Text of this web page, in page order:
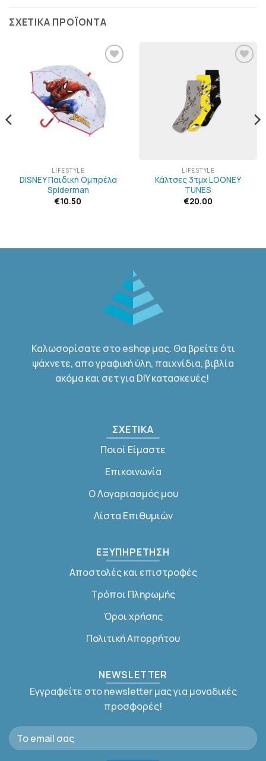
ΣΧΕΤΙΚΆ ΠΡΟΪΌΝΤΑ
ΠΡΟΣΘΉΚΗ
ΣΤΗΝ
ΛΊΣΤΑ
ΕΠΙΘΥΜΙΏΝ
LIFESTYLE
DISNEY Παιδική Ομπρέλα
Spiderman
€10.50
ΠΡΟΣΘΉΚΗ
ΣΤΗΝ
ΛΊΣΤΑ
ΕΠΙΘΥΜΙΏΝ
LIFESTYLE
Κάλτσες 3τμχ LOONEY
TUNES
€20.00
Καλωσορίσατε στο eshop μας. Θα βρείτε ότι
ψάχνετε, απο γραφική ύλη, παιχνίδια, βιβλία
ακόμα και σετ για DIY κατασκευές!
ΣΧΕΤΙΚΑ
Ποιοί Είμαστε
Επικοινωνία
Ο Λογαριασμός μου
Λίστα Επιθυμιών
ΕΞΥΠΗΡΕΤΗΣΗ
Αποστολές και επιστροφές
Τρόποι Πληρωμής
Όροι χρήσης
Πολιτική Απορρήτου
NEWSLETTER
Εγγραφείτε στο newsletter μας για μοναδικές
προσφορές!